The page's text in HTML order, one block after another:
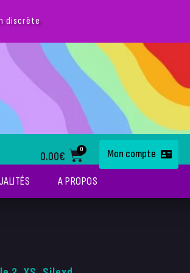
discrète
0.00€
0 Mon compte
A PROPOS